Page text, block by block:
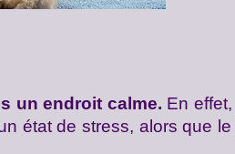
un endroit calme. En
état de stress, alors que